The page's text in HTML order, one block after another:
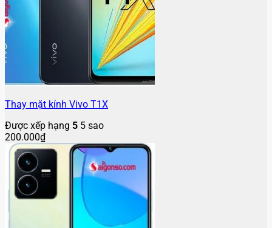
Thay mặt kính Vivo T1X
Được xếp hạng 5 5 sao
200.000₫